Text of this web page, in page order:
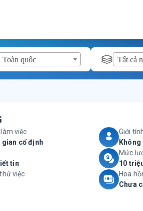
Toàn quốc Tất cả
việc
gian cố định
Giới
Không
tin
Mức
10
việc
Hoa
Chưa